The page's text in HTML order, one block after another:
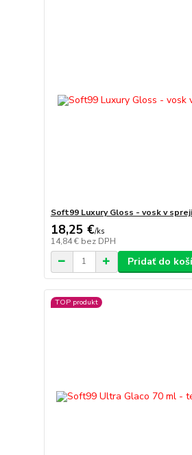
Soft99 Luxury Gloss - vosk v
18,25 €/ks
14,84 € bez DPH
Pridať do
TOP produkt